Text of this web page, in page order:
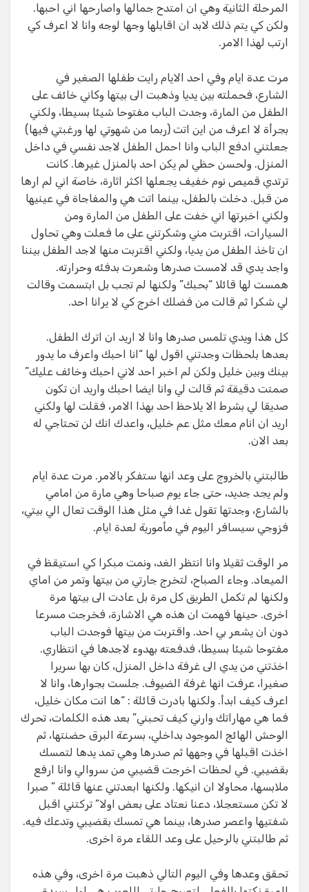
المرحلة الثانية وهي ان امتدح جمالها واصارحها اني احبها.
ولكن كي يتم ذلك لابد ان اقابلها وجها لوجه وانا لا اعرف كي
ارتب لهذا الامر.
مرت عدة ايام وفي احد الايام رايت طفلها الصغير في
الشارع، فحملته بين يديا وذهبت الى بيتها وكاني خائف على
الطفل من المارة، وجدت الباب مفتوحا شيئا بسيطا، ولكني
بجرأة لا اعرف من اين اتت (ربما من شهوتي لها ورغبتي فيها)
جعلتني ادفع الباب وانا احمل الطفل لاجد نفسي في داخل
المنزل. ولحسن حظي لم يكن احد بالمنزل غيرها. كانت
ترتدي قميص نوم خفيف يجعلها اكثر اثارة، خاصة اني لم ارها
من قبل. دخلت بالطفل، بينما اتت هي والمفاجاة في عينيها
ولكني اخبرتها اني خفت على الطفل من المارة ومن
السيارات، اقتربت مني وشكرتني على ما فعلت وهي تحاول
ان تاخذ الطفل من يديا، ولكني اقتربت منها لاجد الطفل بيننا
واجد يدي قد لامست صدرها وشعرت بدفئه وحرارته.
همست لها قائلا “بحبك” ولكنها لم تجب بل ابتسمت وقالت
لي شكرا ثم قالت من فضلك اخرج كي لا يرانا احد.
كل هذا ويدي تلمس صدرها وانا لا اريد ان اترك الطفل.
بعدها بلحظات وجدتني اقول لها “انا احبك واعرف ما يدور
بينك وبين خليل ولكن لم اخبر احد لاني احبك وخائف عليك”
صمتت دقيقة ثم قالت لي وانا ايضا احبك واريد ان تكون
صديقا لي بشرط الا يلاحظ احد بهذا الامر، فقلت لها ولكني
اريد ان انام معك مثل عم خليل، واعدك انك لن تحتاجي له
بعد الان.
طالبتني بالخروج على وعد انها ستفكر بالامر. مرت عدة ايام
ولم يجد جديد، حتى جاء يوم صباحا وهي مارة من امامي
بالشارع، وجدتها تقول غدا في مثل هذا الوقت تعال الي بيتي،
فزوجي سيسافر اليوم في مأمورية لعدة ايام.
مر الوقت ثقيلا وانا انتظر الغد، ونمت مبكرا كي استيقظ في
الميعاد. وجاء الصباح، لتخرج جارتي من بيتها وتمر من اماي
ولكنها لم تكمل الطريق كل مرة بل عادت الى بيتها مرة
اخرى. حينها فهمت ان هذه هي الاشارة، فخرجت مسرعا
دون ان يشعر بي احد. واقتربت من بيتها فوجدت الباب
مفتوحا شيئا بسيطا، فدفعته بهدوء لاجدها في انتظاري.
اخذتني من يدي الى غرفة داخل المنزل، كان بها سريرا
صغيرا، عرفت انها غرفة الضيوف. جلست بجوارها، وانا لا
اعرف كيف ابدأ. ولكنها بادرت قائلة : “ها انت مكان خليل،
فما هي مهاراتك وارني كيف تحبني” بعد هذه الكلمات، تحرك
الوحش الهائج الموجود بداخلي، بسرعة البرق حضنتها، ثم
اخذت اقبلها في وجهها ثم صدرها وهي تمد يدها لتمسك
بقضيبي. في لحظات اخرجت قضيبي من سروالي وانا ارفع
ملابسها، محاولا ان انيكها. ولكنها ابعدتني عنها قائلة ” صبرا
لا تكن مستعجلا، دعنا نعتاد على بعض اولا” تركتني اقبل
شفتيها واعصر صدرها، بينما هي تمسك بقضيبي وتدعك فيه.
ثم طالبتني بالرحيل على وعد اللقاء مرة اخرى.
تحقق وعدها وفي اليوم التالي ذهبت مرة اخرى، وفي هذه